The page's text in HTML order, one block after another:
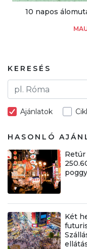
10 napos
KERESÉS
Ajánlatok
HASONLÓ
Retúr
Két